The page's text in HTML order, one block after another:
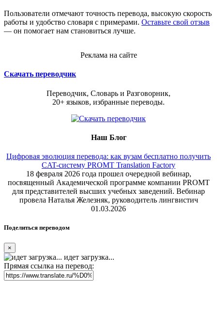
Пользователи отмечают точность перевода, высокую скорость
работы и удобство словаря с примерами. Оставьте свой отзыв
— он помогает нам становиться лучше.
Реклама на сайте
Скачать переводчик
Переводчик, Словарь и Разговорник,
20+ языков, избранные переводы.
Наш Блог
Цифровая эволюция перевода: как вузам бесплатно получить
CAT-систему PROMT Translation Factory
18 февраля 2026 года прошел очередной вебинар,
посвященный Академической программе компании PROMT
для представителей высших учебных заведений. Вебинар
провела Наталья Железняк, руководитель лингвистич
01.03.2026
Поделиться переводом
×
идет загрузка...
Прямая ссылка на перевод: